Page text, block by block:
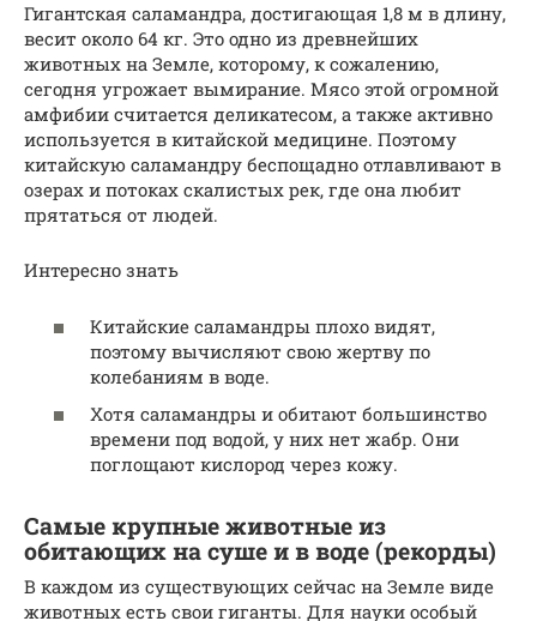
Гигантская саламандра, достигающая 1,8 м в длину,
весит около 64 кг. Это одно из древнейших
животных на Земле, которому, к сожалению,
сегодня угрожает вымирание. Мясо этой огромной
амфибии считается деликатесом, а также активно
используется в китайской медицине. Поэтому
китайскую саламандру беспощадно отлавливают в
озерах и потоках скалистых рек, где она любит
прятаться от людей.
Интересно знать
Китайские саламандры плохо видят,
поэтому вычисляют свою жертву по
колебаниям в воде.
Хотя саламандры и обитают большинство
времени под водой, у них нет жабр. Они
поглощают кислород через кожу.
Самые крупные животные из
обитающих на суше и в воде (рекорды)
В каждом из существующих сейчас на Земле виде
животных есть свои гиганты. Для науки особый